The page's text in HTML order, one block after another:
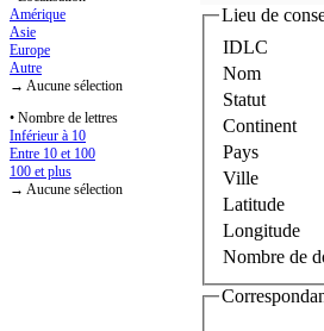
Amérique
Asie
Europe
Autre
→ Aucune sélection
• Nombre de lettres
Inférieur à 10
Entre 10 et 100
100 et plus
→ Aucune sélection
Lieu de
IDLC
Nom
Statut
Continent
Pays
Ville
Latitude
Longitude
Nombre de